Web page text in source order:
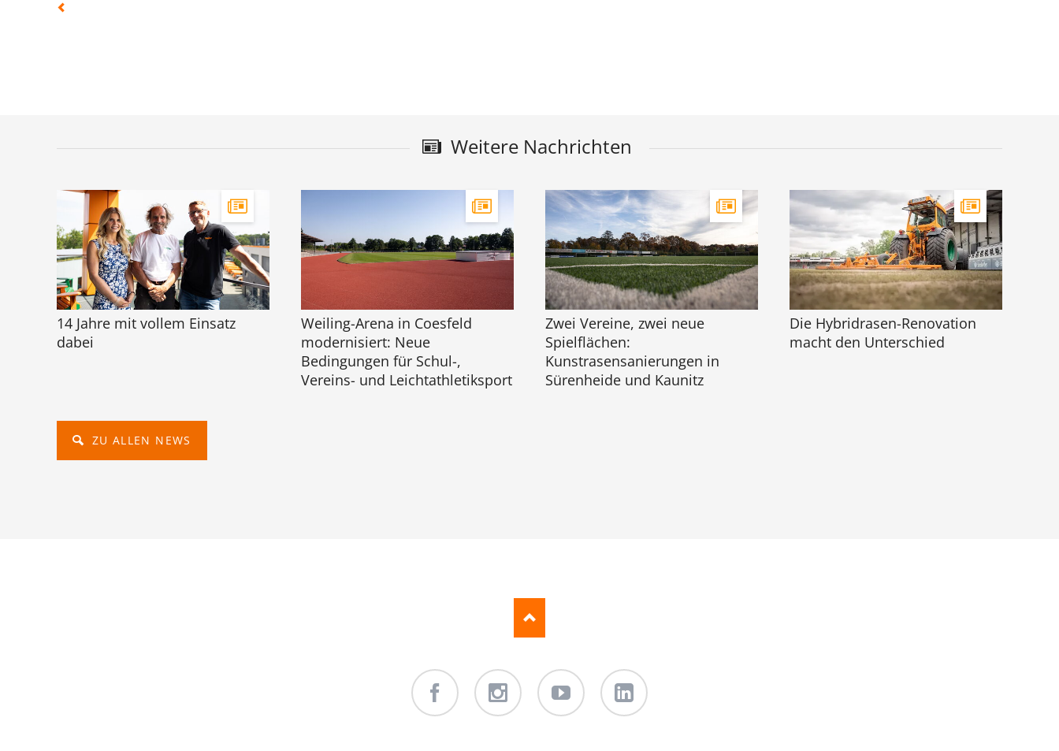
Weitere Nachrichten
14 Jahre mit vollem Einsatz
dabei
Weiling-Arena in Coesfeld
modernisiert: Neue
Bedingungen für Schul-,
Vereins- und Leichtathletiksport
Zwei Vereine, zwei neue
Spielflächen:
Kunstrasensanierungen in
Sürenheide und Kaunitz
Die Hybridrasen-Renovation
macht den Unterschied
ZU ALLEN NEWS